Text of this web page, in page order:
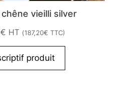
vieilli silver
€ HT (187,20€ TTC)
produit